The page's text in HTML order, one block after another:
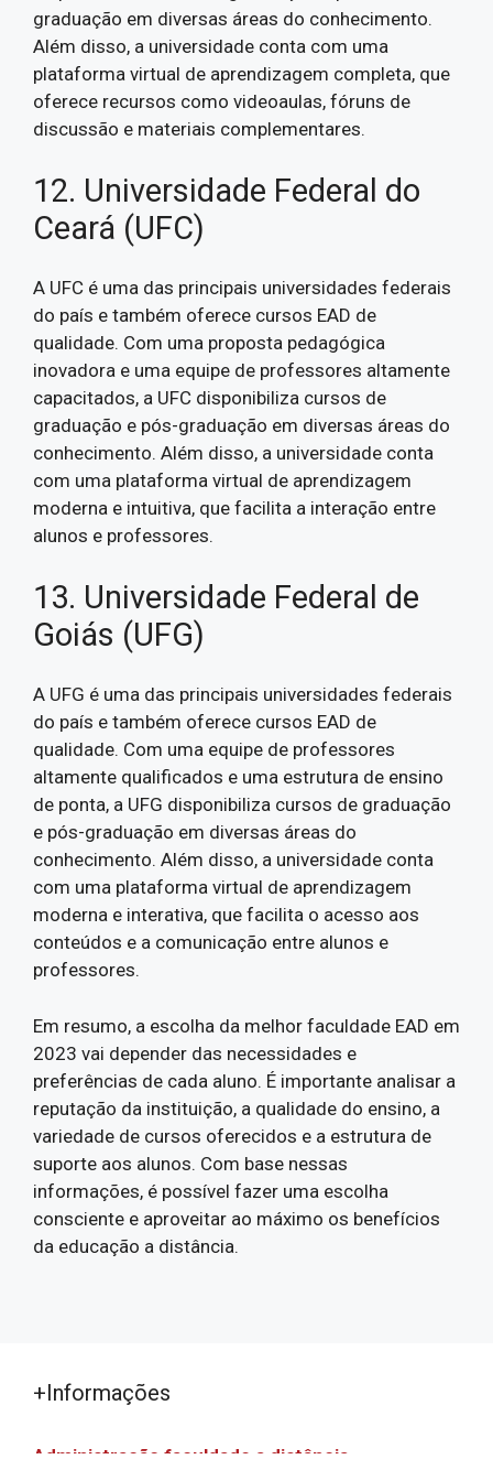
graduação em diversas áreas do conhecimento.
Além disso, a universidade conta com uma
plataforma virtual de aprendizagem completa, que
oferece recursos como videoaulas, fóruns de
discussão e materiais complementares.
12. Universidade Federal do
Ceará (UFC)
A UFC é uma das principais universidades federais
do país e também oferece cursos EAD de
qualidade. Com uma proposta pedagógica
inovadora e uma equipe de professores altamente
capacitados, a UFC disponibiliza cursos de
graduação e pós-graduação em diversas áreas do
conhecimento. Além disso, a universidade conta
com uma plataforma virtual de aprendizagem
moderna e intuitiva, que facilita a interação entre
alunos e professores.
13. Universidade Federal de
Goiás (UFG)
A UFG é uma das principais universidades federais
do país e também oferece cursos EAD de
qualidade. Com uma equipe de professores
altamente qualificados e uma estrutura de ensino
de ponta, a UFG disponibiliza cursos de graduação
e pós-graduação em diversas áreas do
conhecimento. Além disso, a universidade conta
com uma plataforma virtual de aprendizagem
moderna e interativa, que facilita o acesso aos
conteúdos e a comunicação entre alunos e
professores.
Em resumo, a escolha da melhor faculdade EAD em
2023 vai depender das necessidades e
preferências de cada aluno. É importante analisar a
reputação da instituição, a qualidade do ensino, a
variedade de cursos oferecidos e a estrutura de
suporte aos alunos. Com base nessas
informações, é possível fazer uma escolha
consciente e aproveitar ao máximo os benefícios
da educação a distância.
+Informações
Administração faculdade a distância